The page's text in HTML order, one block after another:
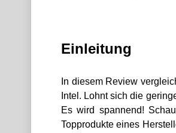
Einleitung
In diesem Review
Intel. Lohnt sich die
Es wird spannend!
Topprodukte eines